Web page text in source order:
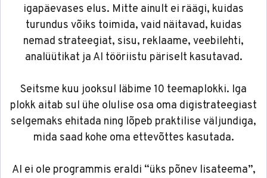
igapäevases elus. Mitte ainult ei räägi, kuidas
turundus võiks toimida, vaid näitavad, kuidas
nemad strateegiat, sisu, reklaame, veebilehti,
analüütikat ja AI tööriistu päriselt kasutavad.
Seitsme kuu jooksul läbime 10 teemaplokki. Iga
plokk aitab sul ühe olulise osa oma digistrateegiast
selgemaks ehitada ning lõpeb praktilise väljundiga,
mida saad kohe oma ettevõttes kasutada.
AI ei ole programmis eraldi “üks põnev lisateema”,